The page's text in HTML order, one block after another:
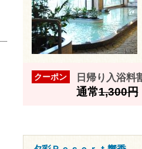
クーポン 日帰り入浴料
通常1,300円